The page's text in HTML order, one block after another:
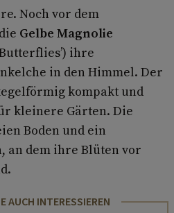
Noch vor dem
Gelbe Magnolie
ihre
in den Himmel. Der
kompakt und
kleinere Gärten. Die
Boden und ein
an dem ihre Blüten vor
AUCH INTERESSIEREN